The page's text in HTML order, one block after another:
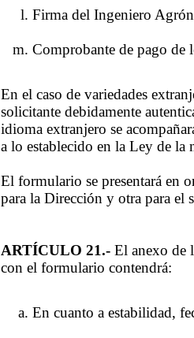
Firma del Ingeniero
Comprobante de pago de
En el caso de variedades
solicitante debidamente
idioma extranjero se
a lo establecido en la Ley de la
El formulario se presentará en
para la Dirección y otra para el
ARTÍCULO 21.- El anexo de
con el formulario contendrá:
En cuanto a estabilidad,